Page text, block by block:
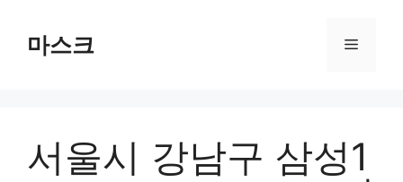
마스크 메
서울시 강남구 삼성1